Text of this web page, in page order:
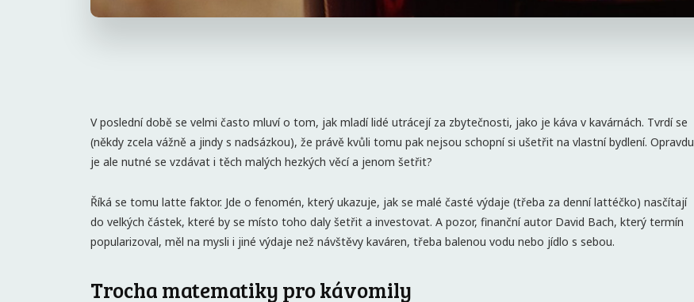
V poslední době se velmi často mluví o tom, jak mladí lidé utrácejí za zbytečnosti, jako je káva v kavárnách. Tvrdí se
(někdy zcela vážně a jindy s nadsázkou), že právě kvůli tomu pak nejsou schopní si ušetřit na vlastní bydlení. Opravdu
je ale nutné se vzdávat i těch malých hezkých věcí a jenom šetřit?
Říká se tomu latte faktor. Jde o fenomén, který ukazuje, jak se malé časté výdaje (třeba za denní lattéčko) nasčítají
do velkých částek, které by se místo toho daly šetřit a investovat. A pozor, finanční autor David Bach, který termín
popularizoval, měl na mysli i jiné výdaje než návštěvy kaváren, třeba balenou vodu nebo jídlo s sebou.
Trocha matematiky pro kávomily